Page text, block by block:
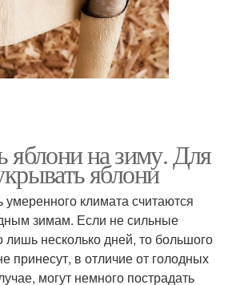
яблони на зиму. Для
яблони
климата считаются
зимам. Если не сильные
лишь несколько дней, то большого
принесут, в отличие от голодных
могут немного пострадать